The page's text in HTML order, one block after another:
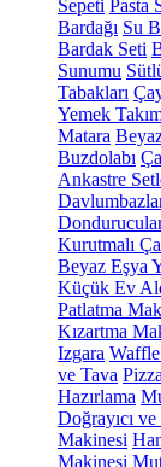
Sepeti Pasta
Bardağı Su
Bardak Seti
Sunumu
Tabakları
Yemek
Matara
Buzdolabı
Ankastre
Kurutmalı
Beyaz Eşya
Küçük Ev
Patlatma
Kızartma
Izgara
ve Tava
Hazırlama
Doğrayıcı
Makinesi
Makinesi